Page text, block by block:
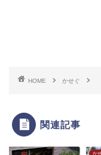
HOME かせぐ
関連記事
か